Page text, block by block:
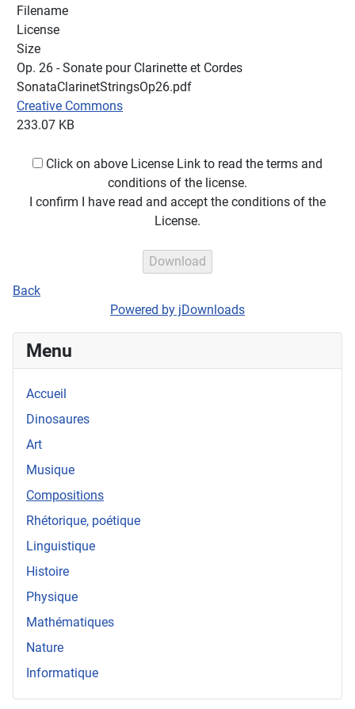
Filename
License
Size
Op. 26 - Sonate pour Clarinette et Cordes
SonataClarinetStringsOp26.pdf
Creative Commons
233.07 KB
Click on above License Link to read the terms and
conditions of the license.
I confirm I have read and accept the conditions of the
License.
Back
Powered by jDownloads
Menu
Accueil
Dinosaures
Art
Musique
Compositions
Rhétorique, poétique
Linguistique
Histoire
Physique
Mathématiques
Nature
Informatique